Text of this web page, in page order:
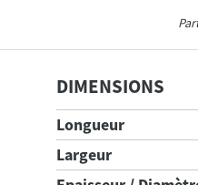
DIMENSIONS
Longueur
Largeur